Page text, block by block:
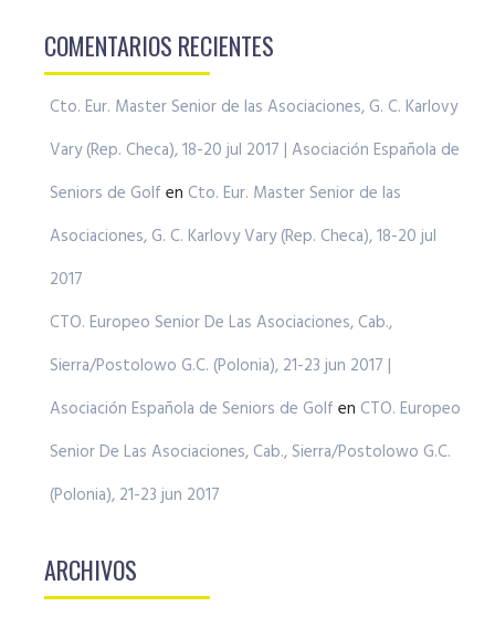
COMENTARIOS RECIENTES
Cto. Eur. Master Senior de las Asociaciones, G. C. Karlovy
Vary (Rep. Checa), 18-20 jul 2017 | Asociación Española de
Seniors de Golf en Cto. Eur. Master Senior de las
Asociaciones, G. C. Karlovy Vary (Rep. Checa), 18-20 jul
2017
CTO. Europeo Senior De Las Asociaciones, Cab.,
Sierra/Postolowo G.C. (Polonia), 21-23 jun 2017 |
Asociación Española de Seniors de Golf en CTO. Europeo
Senior De Las Asociaciones, Cab., Sierra/Postolowo G.C.
(Polonia), 21-23 jun 2017
ARCHIVOS